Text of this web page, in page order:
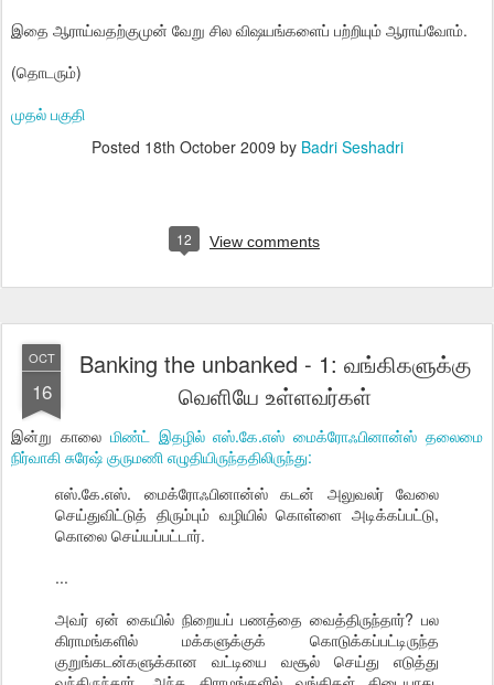
இதை ஆராய்வதற்குமுன் வேறு சில விஷயங்களைப் பற்றியும் ஆராய்வோம்.
(தொடரும்)
முதல் பகுதி
Posted 18th October 2009 by Badri Seshadri
12 View comments
OCT
16
Banking the unbanked - 1: வங்கிகளுக்கு
வெளியே உள்ளவர்கள்
இன்று காலை மிண்ட் இதழில் எஸ்.கே.எஸ் மைக்ரோஃபினான்ஸ் தலைமை
நிர்வாகி சுரேஷ் குருமணி எழுதியிருந்ததிலிருந்து:
எஸ்.கே.எஸ். மைக்ரோஃபினான்ஸ் கடன் அலுவலர் வேலை
செய்துவிட்டுத் திரும்பும் வழியில் கொள்ளை அடிக்கப்பட்டு,
கொலை செய்யப்பட்டார்.
...
அவர் ஏன் கையில் நிறையப் பணத்தை வைத்திருந்தார்? பல
கிராமங்களில் மக்களுக்குக் கொடுக்கப்பட்டிருந்த
குறுங்கடன்களுக்கான வட்டியை வசூல் செய்து எடுத்து